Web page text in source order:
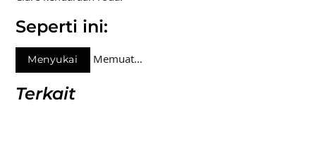
Seperti ini:
Menyukai Memuat…
Terkait